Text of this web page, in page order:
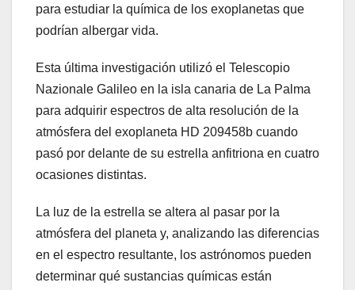
para estudiar la química de los exoplanetas que
podrían albergar vida.
Esta última investigación utilizó el Telescopio
Nazionale Galileo en la isla canaria de La Palma
para adquirir espectros de alta resolución de la
atmósfera del exoplaneta HD 209458b cuando
pasó por delante de su estrella anfitriona en cuatro
ocasiones distintas.
La luz de la estrella se altera al pasar por la
atmósfera del planeta y, analizando las diferencias
en el espectro resultante, los astrónomos pueden
determinar qué sustancias químicas están